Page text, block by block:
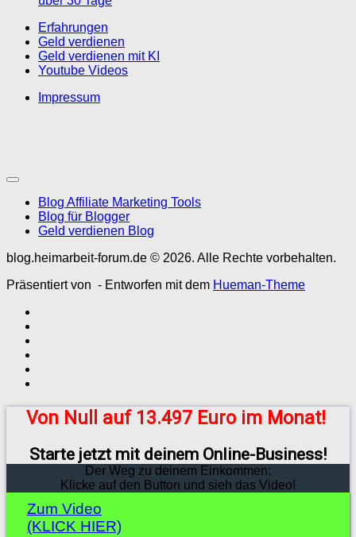
Erfahrungen
Geld verdienen
Geld verdienen mit KI
Youtube Videos
Impressum
Blog Affiliate Marketing Tools
Blog für Blogger
Geld verdienen Blog
blog.heimarbeit-forum.de © 2026. Alle Rechte vorbehalten.
Präsentiert von - Entworfen mit dem Hueman-Theme
Von Null auf 13.497 Euro im Monat!
Starte jetzt mit deinem Online-Business!
Der Weg zu deinem Einkommen:
Klicke auf den Button und sieh das Video!
Zum Video
(KLICK HIER)